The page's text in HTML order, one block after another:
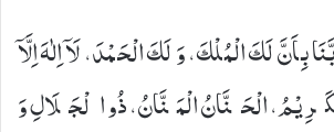
بِاَنَّ لَكَ الْمُلْكَ، وَ لَكَ الْحَمْدَ، لَاۤ اِلٰهَ اِلَّاۤ
الْحَنَّانُ الْمَنَّانُ، ذُو الْجَلَالِ وَ